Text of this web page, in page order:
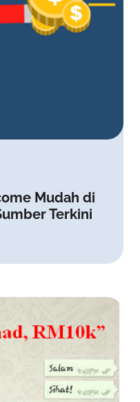
Mudah di
Terkini